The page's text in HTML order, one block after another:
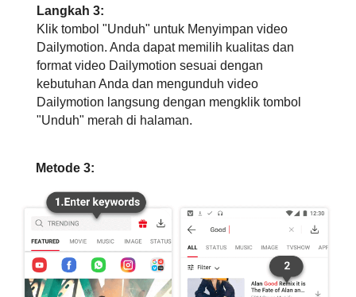
Langkah 3:
Klik tombol "Unduh" untuk Menyimpan video
Dailymotion. Anda dapat memilih kualitas dan
format video Dailymotion sesuai dengan
kebutuhan Anda dan mengunduh video
Dailymotion langsung dengan mengklik tombol
"Unduh" merah di halaman.
Metode 3: